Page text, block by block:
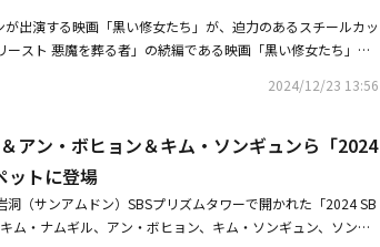
奇心をくすぐる少年ヒジュン（ムン・ウジン）は、悪霊に憑
在感を放っている。同日公開されたキャラクター予告映像で
を救おうとする登場人物たちの姿が目を引く。ソン・ヘギョ
見せたことのない演技や、チャン・ヨビンの繊細な表現力
らず苦しめられながらも、誰よりも生きたいと願うヒジュンを
像を繊細に描き出した。公開を前に強烈なインパクトを与え
上映スタート。
出演する映画「黒い修女たち」が、迫力のあるスチールカッ
スト 悪魔を葬る者」の続編である映画「黒い修女たち」
の物語を描いた作品だ。今回公開されたスチールは、新年の
役のソン・ヘギョのスチールは、これまで見たことのない新し
目を引く。ここに決意を固めたような眼差しで微笑んでいる
ールは、一緒に儀式を準備する2人の修女の物語への関心を
する精神科医パウロ神父役のイ・ジヌク、少年を救うために
たホ・ジュノのスチールは、それぞれの方法で少年ヒジュン
2024/12/23 13:56
アン・ボヒョン＆キム・ソンギュンら「2024
ットに登場
（サンアムドン）SBSプリズムタワーで開かれた「2024 SB
ム・ナムギル、アン・ボヒョン、キム・ソンギュン、ソンジ